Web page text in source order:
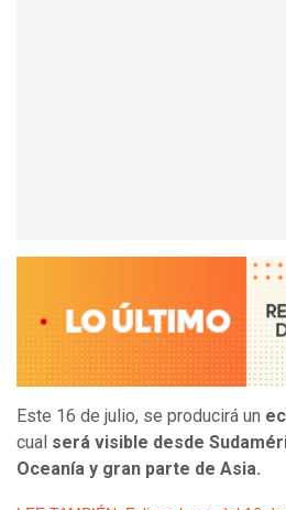
Este 16 de julio, se producirá un
cual será visible desde
Oceanía y gran parte de Asia.